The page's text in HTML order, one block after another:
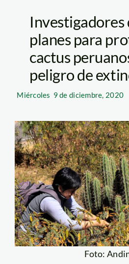
Investigadores
planes para
cactus
peligro de
Miércoles 9 de diciembre, 2020
Foto: